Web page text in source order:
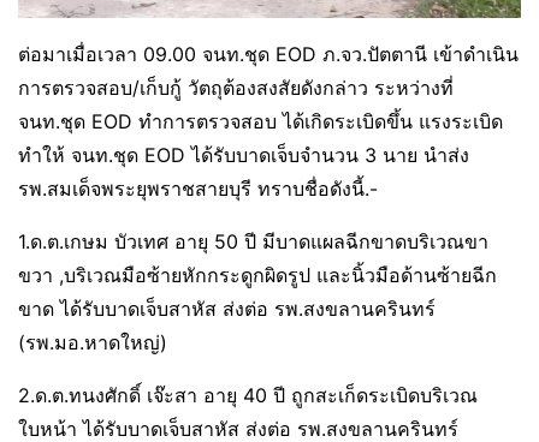
ต่อมาเมื่อเวลา 09.00 จนท.ชุด EOD ภ.จว.ปัตตานี เข้าดำเนิน
การตรวจสอบ/เก็บกู้ วัตถุต้องสงสัยดังกล่าว ระหว่างที่
จนท.ชุด EOD ทำการตรวจสอบ ได้เกิดระเบิดขึ้น แรงระเบิด
ทำให้ จนท.ชุด EOD ได้รับบาดเจ็บจำนวน 3 นาย นำส่ง
รพ.สมเด็จพระยุพราชสายบุรี ทราบชื่อดังนี้.-
1.ด.ต.เกษม บัวเทศ อายุ 50 ปี มีบาดแผลฉีกขาดบริเวณขา
ขวา ,บริเวณมือซ้ายหักกระดูกผิดรูป และนิ้วมือด้านซ้ายฉีก
ขาด ได้รับบาดเจ็บสาหัส ส่งต่อ รพ.สงขลานครินทร์
(รพ.มอ.หาดใหญ่)
2.ด.ต.ทนงศักดิ์ เจ๊ะสา อายุ 40 ปี ถูกสะเก็ดระเบิดบริเวณ
ใบหน้า ได้รับบาดเจ็บสาหัส ส่งต่อ รพ.สงขลานครินทร์